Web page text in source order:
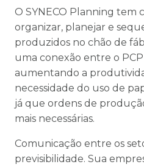
O SYNECO Planning tem
organizar, planejar e
produzidos no chão de
uma conexão entre o
aumentando a
necessidade do uso de
já que ordens de
mais necessárias.
Comunicação entre os
previsibilidade. Sua